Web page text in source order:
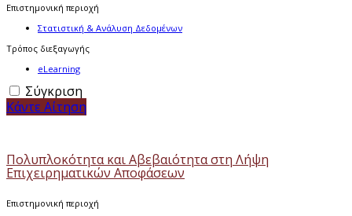
Επιστημονική περιοχή
Στατιστική & Ανάλυση Δεδομένων
Τρόπος διεξαγωγής
eLearning
Σύγκριση
Κάντε Αίτηση
Πολυπλοκότητα και Αβεβαιότητα στη Λήψη
Επιχειρηματικών Αποφάσεων
Επιστημονική περιοχή